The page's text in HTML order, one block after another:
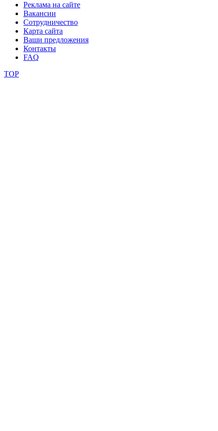
Реклама на сайте
Вакансии
Сотрудничество
Карта сайта
Ваши предложения
Контакты
FAQ
TOP